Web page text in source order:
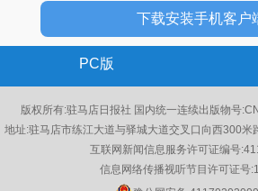
下载安装手机客户
PC版
版权所有:驻马店日报社 国内统一连续出版物号
地址:驻马店市练江大道与驿城大道交叉口向西300
互联网新闻信息服务许可证编号
信息网络传播视听节目许可证号